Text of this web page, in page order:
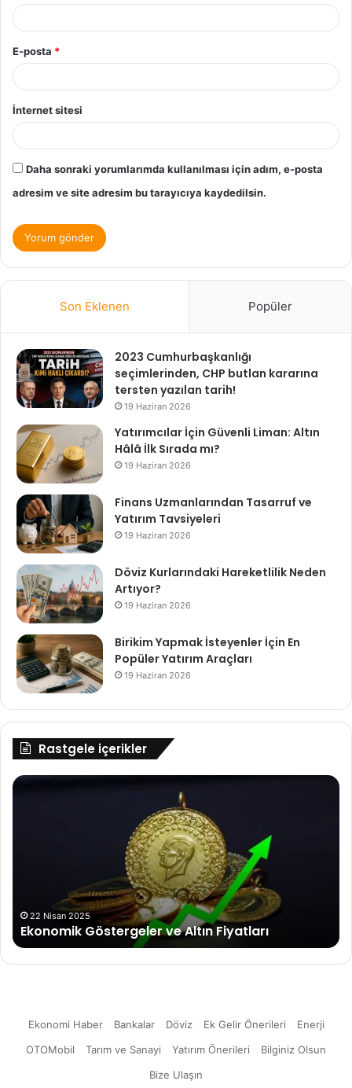
E-posta *
İnternet sitesi
Daha sonraki yorumlarımda kullanılması için adım, e-posta
adresim ve site adresim bu tarayıcıya kaydedilsin.
Son Eklenen Popüler
2023 Cumhurbaşkanlığı
seçimlerinden, CHP butlan kararına
tersten yazılan tarih!
19 Haziran 2026
Yatırımcılar İçin Güvenli Liman: Altın
Hâlâ İlk Sırada mı?
19 Haziran 2026
Finans Uzmanlarından Tasarruf ve
Yatırım Tavsiyeleri
19 Haziran 2026
Döviz Kurlarındaki Hareketlilik Neden
Artıyor?
19 Haziran 2026
Birikim Yapmak İsteyenler İçin En
Popüler Yatırım Araçları
19 Haziran 2026
Rastgele içerikler
Ekonomik
22 Nisan 2025
Ekonomik Göstergeler ve Altın Fiyatları
Ekonomi Haber Bankalar Döviz Ek Gelir Önerileri
Enerji
OTOMobil
Tarım ve Sanayi Yatırım Önerileri
Bilginiz Olsun
Bize Ulaşın